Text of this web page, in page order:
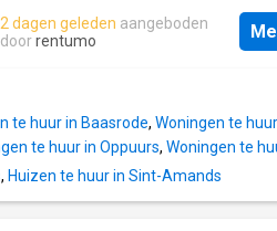
Inkomhal (10m²) / wc met
met eetplaats (42m²) / ingerichte
wastafel, ligbad en wc / berging
1,5m). Garage (6,1 x 3,7m).
over 9 zonnepanelen. Lasten: € 25 /
Appartement is bewoonbaar door
2 dagen geleden aangeboden
doorrentumo
te huur in Baasrode, Woningen te
te huur in Oppuurs, Woningen te
, Huizen te huur in Sint-Amands